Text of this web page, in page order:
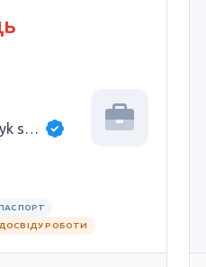
Golkonda M.Rujna B.Sieńczyk sp.j.
РОБОТИ